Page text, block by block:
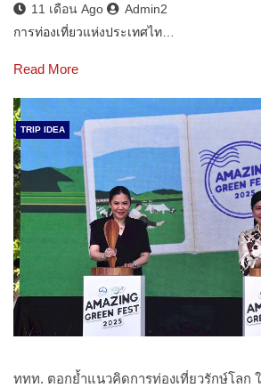
11 เดือน Ago
Admin2
การท่องเที่ยวแห่งประเทศไท…
Read More
TRIP IDEA
ททท. ตอกย้ำแนวคิดการท่องเที่ยวรักษ์โลก ใ